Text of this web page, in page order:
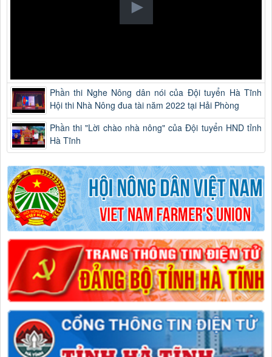
Phần thi Nghe Nông dân nói của Đội tuyển Hà Tĩnh
Hội thi Nhà Nông đua tài năm 2022 tại Hải Phòng
Phần thi "Lời chào nhà nông" của Đội tuyển HND tỉnh
Hà Tĩnh